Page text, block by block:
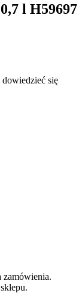
l H59697
dowiedzieć się
zamówienia.